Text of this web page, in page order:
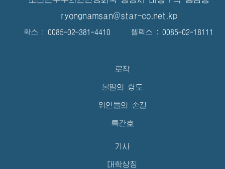
ryongnamsan@star-co.net.kp
확스 : 0085-02-381-4410 텔렉스 : 0085-02-18111
로작
불멸의 령도
위인들의 손길
특간호
기사
대학상징